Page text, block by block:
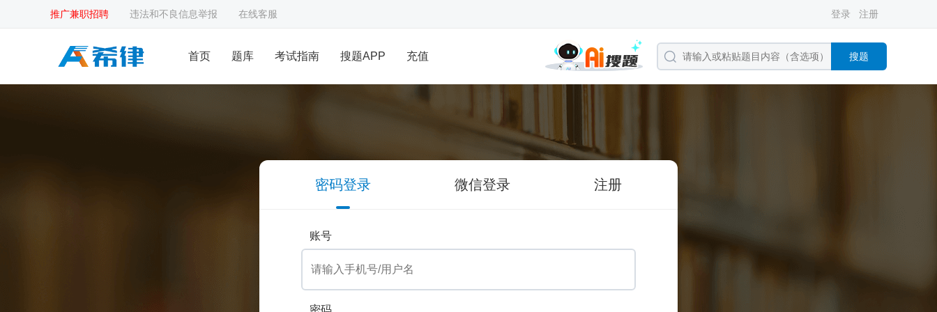
推广兼职招聘 违法和不良信息举报 在线客服 登录 注册
首页 题库 考试指南 搜题APP 充值 搜题
密码登录 微信登录 注册
账号
密码